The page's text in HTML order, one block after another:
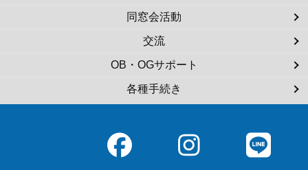
同窓会活動
交流
OB・OGサポート
各種手続き